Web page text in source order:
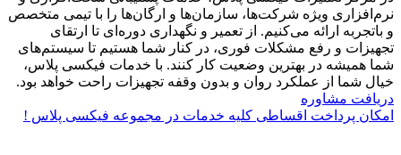
نرم‌افزاری ویژه شرکت‌ها، سازمان‌ها و ارگان‌ها را با تیمی متخصص
و باتجربه ارائه می‌کنیم. از تعمیر و نگهداری دوره‌ای تا ارتقای
تجهیزات و رفع مشکلات فوری، در کنار شما هستیم تا سیستم‌های
شما همیشه در بهترین وضعیت کار کنند. با خدمات فیکسی پلاس،
خیال شما از عملکرد روان و بدون وقفه تجهیزات راحت خواهد بود.
دریافت مشاوره
امکان پرداخت اقساطی کلیه خدمات در مجموعه فیکسی پلاس !